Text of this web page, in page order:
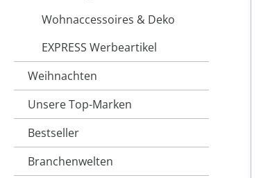
Wohnaccessoires & Deko
EXPRESS Werbeartikel
Weihnachten
Unsere Top-Marken
Bestseller
Branchenwelten